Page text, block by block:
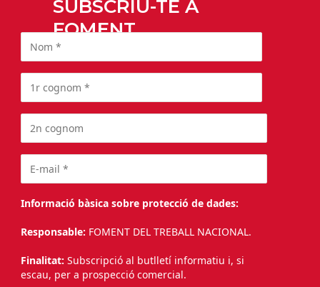
SUBSCRIU-TE A
FOMENT
Informació bàsica sobre protecció de dades:
Responsable: FOMENT DEL TREBALL NACIONAL.
Finalitat: Subscripció al butlletí informatiu i, si
escau, per a prospecció comercial.